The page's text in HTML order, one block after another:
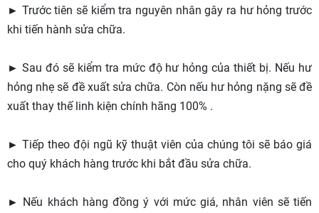
► Trước tiên sẽ kiểm tra nguyên nhân gây ra hư hỏng trước
khi tiến hành sửa chữa.
► Sau đó sẽ kiểm tra mức độ hư hỏng của thiết bị. Nếu hư
hỏng nhẹ sẽ đề xuất sửa chữa. Còn nếu hư hỏng nặng sẽ đề
xuất thay thế linh kiện chính hãng 100% .
► Tiếp theo đội ngũ kỹ thuật viên của chúng tôi sẽ báo giá
cho quý khách hàng trước khi bắt đầu sửa chữa.
► Nếu khách hàng đồng ý với mức giá, nhân viên sẽ tiến